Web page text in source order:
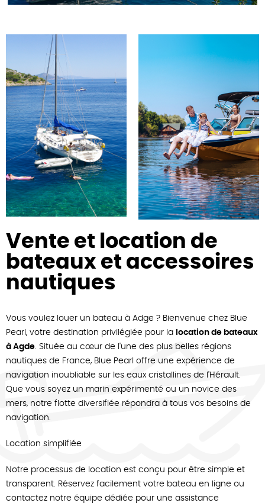
Vente et location de
bateaux et accessoires
nautiques
Vous voulez louer un bateau à Adge ? Bienvenue chez Blue
Pearl, votre destination privilégiée pour la location de bateaux
à Agde . Située au cœur de l'une des plus belles régions
nautiques de France, Blue Pearl offre une expérience de
navigation inoubliable sur les eaux cristallines de l'Hérault.
Que vous soyez un marin expérimenté ou un novice des
mers, notre flotte diversifiée répondra à tous vos besoins de
navigation.
Location simplifiée
Notre processus de location est conçu pour être simple et
transparent. Réservez facilement votre bateau en ligne ou
contactez notre équipe dédiée pour une assistance